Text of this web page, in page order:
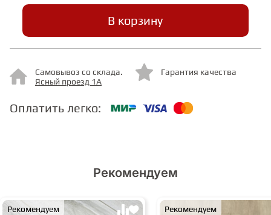
В корзину
Самовывоз со склада.
Ясный проезд 1А
Гарантия качества
Оплатить легко:
Рекомендуем
Рекомендуем Рекомендуем